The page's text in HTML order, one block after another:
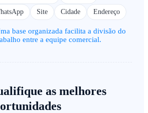
Site Cidade Endereço
base organizada facilita a divisão do
entre a equipe comercial.
as melhores